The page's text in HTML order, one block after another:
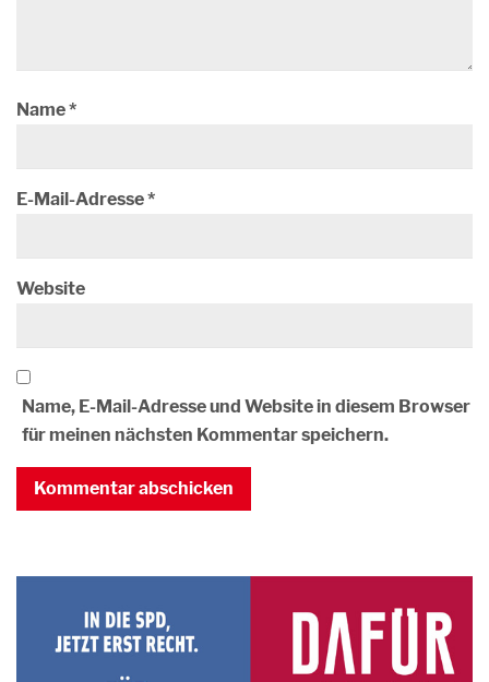
Name*
E-Mail-Adresse*
Website
Name, E-Mail-Adresse und Website in diesem Browser
für meinen nächsten Kommentar speichern.